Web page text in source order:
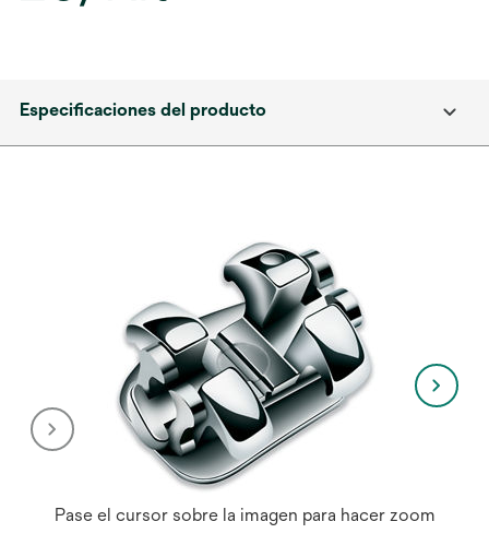
Especificaciones del producto
Pase el cursor sobre la imagen para hacer zoom